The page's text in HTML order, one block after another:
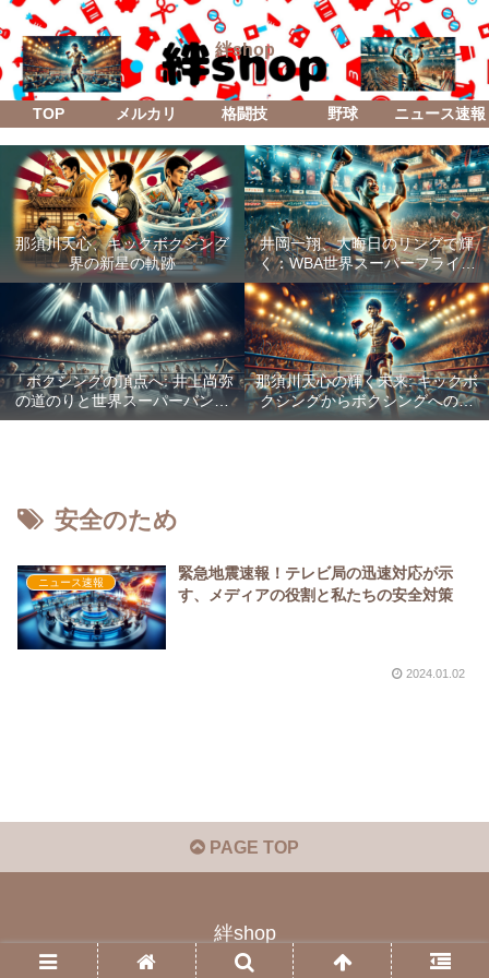
絆shop
TOP メルカリ 格闘技 野球 ニュース速報
那須川天心、キックボクシング
界の新星の軌跡
井岡一翔、大晦日のリングで輝
く：WBA世界スーパーフライ級
防衛戦「Lifetime Boxing Fights
18」
「ボクシングの頂点へ: 井上尚弥
の道のりと世界スーパーバンタ
ム級統一戦の全貌」
那須川天心の輝く未来: キックボ
クシングからボクシングへの成
功した転身
安全のため
ニュース速報
緊急地震速報！テレビ局の迅速対応が示
す、メディアの役割と私たちの安全対策
2024.01.02
PAGE TOP
絆shop
© 2023 絆shop.